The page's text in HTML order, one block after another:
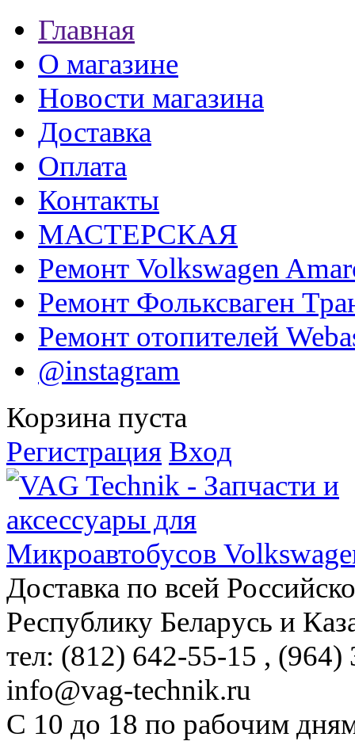
Главная
О магазине
Новости магазина
Доставка
Оплата
Контакты
МАСТЕРСКАЯ
Ремонт Volkswagen
Ремонт Фольксваген
Ремонт отопителей
@instagram
Корзина пуста
Регистрация Вход
Доставка по всей
Республику Беларусь и
тел: (812) 642-55-15 , (964)
info@vag-technik.ru
С 10 до 18 по рабочим